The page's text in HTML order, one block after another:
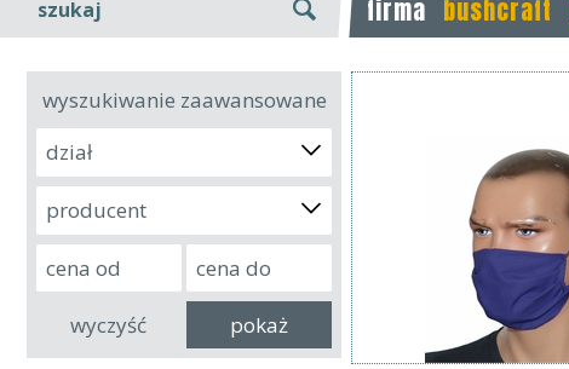
szukaj firma bushcraft
wyszukiwanie zaawansowane
dział
producent